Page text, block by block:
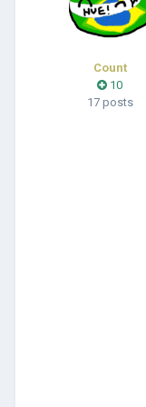
Count
10
17 posts